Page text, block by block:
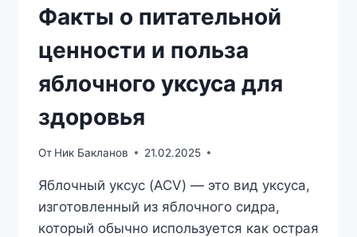
Факты о питательной
ценности и польза
яблочного уксуса для
здоровья
От Ник Бакланов 21.02.2025
Яблочный уксус (ACV) — это вид уксуса,
изготовленный из яблочного сидра,
который обычно используется как острая